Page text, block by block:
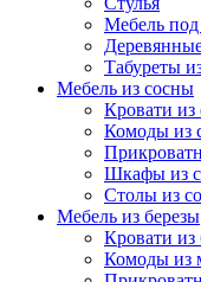
Мебель под
Табуреты
Мебель из сосны
Кровати из
Комоды из
Шкафы из
Столы из
Мебель из березы
Кровати из
Комоды из